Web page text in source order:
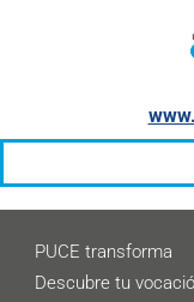
PUCE transforma
Descubre tu